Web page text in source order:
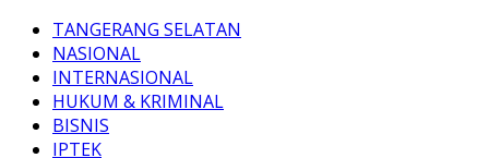
TANGERANG SELATAN
NASIONAL
INTERNASIONAL
HUKUM & KRIMINAL
BISNIS
IPTEK